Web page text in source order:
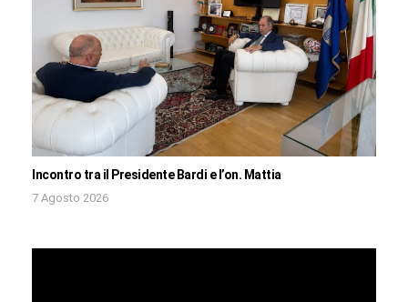
Incontro tra il Presidente Bardi e l’on. Mattia
7 Agosto 2026